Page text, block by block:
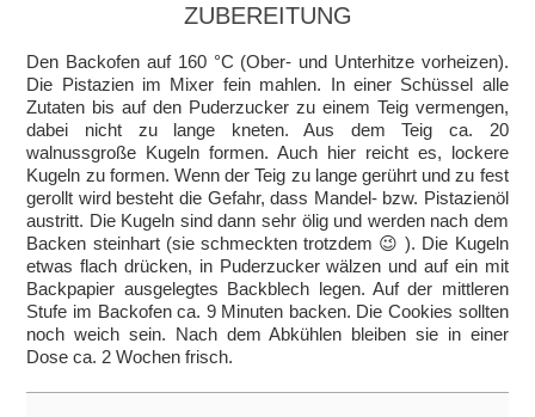
ZUBEREITUNG
Den Backofen auf 160 °C (Ober- und Unterhitze vorheizen).
Die Pistazien im Mixer fein mahlen. In einer Schüssel alle
Zutaten bis auf den Puderzucker zu einem Teig vermengen,
dabei nicht zu lange kneten. Aus dem Teig ca. 20
walnussgroße Kugeln formen. Auch hier reicht es, lockere
Kugeln zu formen. Wenn der Teig zu lange gerührt und zu fest
gerollt wird besteht die Gefahr, dass Mandel- bzw. Pistazienöl
austritt. Die Kugeln sind dann sehr ölig und werden nach dem
Backen steinhart (sie schmeckten trotzdem 😉 ). Die Kugeln
etwas flach drücken, in Puderzucker wälzen und auf ein mit
Backpapier ausgelegtes Backblech legen. Auf der mittleren
Stufe im Backofen ca. 9 Minuten backen. Die Cookies sollten
noch weich sein. Nach dem Abkühlen bleiben sie in einer
Dose ca. 2 Wochen frisch.